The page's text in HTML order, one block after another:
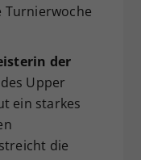
Turnierwoche
der
Upper
ein starkes
die